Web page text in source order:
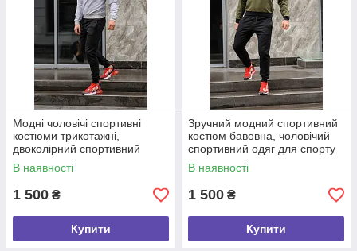
Модні чоловічі спортивні
костюми трикотажні,
двоколірний спортивний
чоловічий костюм хб осінній і
весняний
В наявності
1 500 ₴
Купити
Зручний модний спортивний
костюм бавовна, чоловічий
спортивний одяг для спорту
та відпочинку, для
тренажерного залу
В наявності
1 500 ₴
Купити